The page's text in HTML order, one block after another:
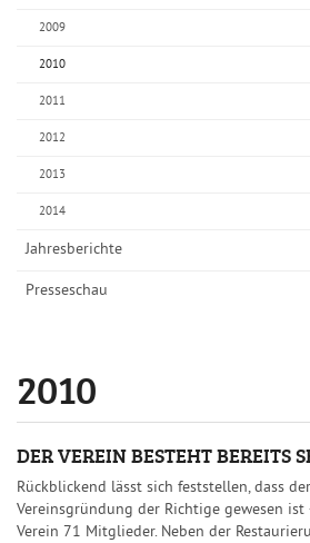
2009
2010
2011
2012
2013
2014
Jahresberichte
Presseschau
2010
DER VEREIN BESTEHT BEREITS
Rückblickend lässt sich feststellen, dass
Vereinsgründung der Richtige gewesen
Verein 71 Mitglieder. Neben der